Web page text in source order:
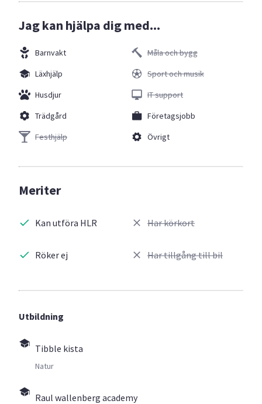
Jag kan hjälpa dig med...
Barnvakt
Läxhjälp
Husdjur
Trädgård
Festhjälp
Måla och bygg
Sport och musik
IT support
Företagsjobb
Övrigt
Meriter
Kan utföra HLR
Röker ej
Har körkort
Har tillgång till bil
Utbildning
Tibble kista
Natur
Raul wallenberg academy